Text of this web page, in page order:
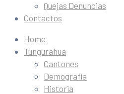
Quejas Denuncias
Contactos
Home
Tungurahua
Cantones
Demografía
Historia